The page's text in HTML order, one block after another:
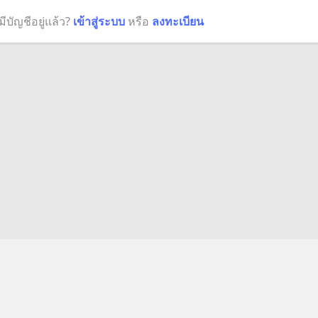
มีบัญชีอยู่แล้ว? เข้าสู่ระบบ หรือ ลงทะเบียน